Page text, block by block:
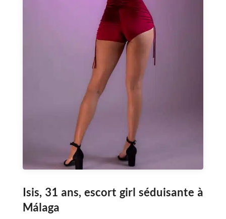
Isis, 31 ans, escort girl séduisante à
Málaga